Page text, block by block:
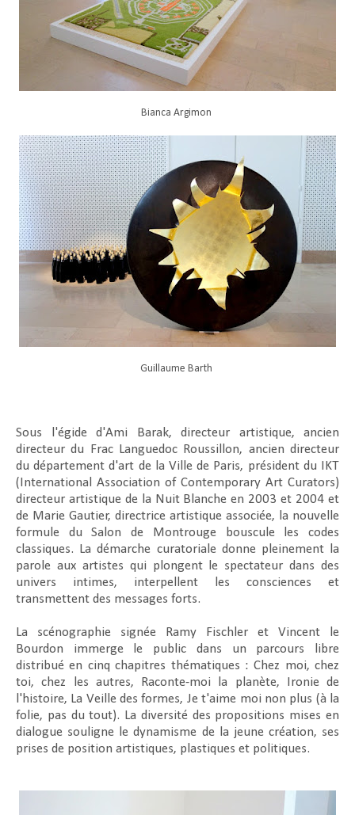
Bianca Argimon
Guillaume Barth
Sous l'égide d'Ami Barak, directeur artistique, ancien
directeur du Frac Languedoc Roussillon, ancien directeur
du département d'art de la Ville de Paris, président du IKT
(International Association of Contemporary Art Curators)
directeur artistique de la Nuit Blanche en 2003 et 2004 et
de Marie Gautier, directrice artistique associée, la nouvelle
formule du Salon de Montrouge bouscule les codes
classiques. La démarche curatoriale donne pleinement la
parole aux artistes qui plongent le spectateur dans des
univers intimes, interpellent les consciences et
transmettent des messages forts.
La scénographie signée Ramy Fischler et Vincent le
Bourdon immerge le public dans un parcours libre
distribué en cinq chapitres thématiques : Chez moi, chez
toi, chez les autres, Raconte-moi la planète, Ironie de
l'histoire, La Veille des formes, Je t'aime moi non plus (à la
folie, pas du tout). La diversité des propositions mises en
dialogue souligne le dynamisme de la jeune création, ses
prises de position artistiques, plastiques et politiques.